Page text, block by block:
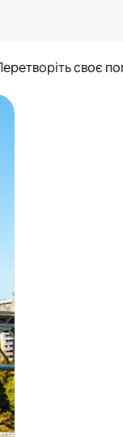
своє
гортання.